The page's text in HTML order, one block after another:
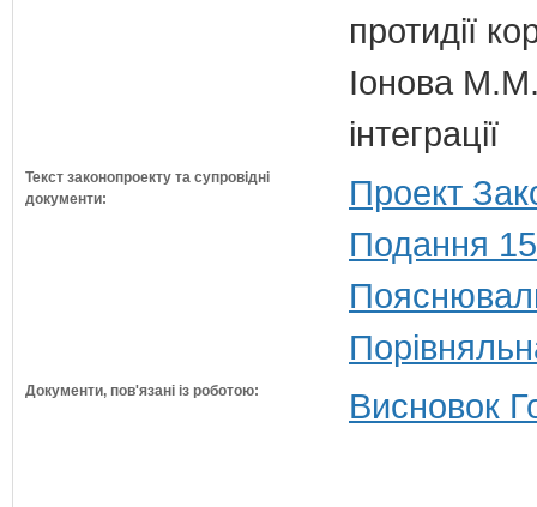
протидії
Іонова М.М.
інтеграції
Текст законопроекту та супровідні
документи:
Проект
Подання
Документи, пов'язані із роботою: Висновок